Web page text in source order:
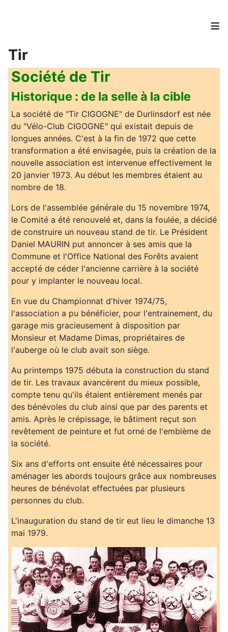
≡
Tir
Société de Tir
Historique : de la selle à la cible
La société de "Tir CIGOGNE" de Durlinsdorf est née
du "Vélo-Club CIGOGNE" qui existait depuis de
longues années. C'est à la fin de 1972 que cette
transformation a été envisagée, puis la création de la
nouvelle association est intervenue effectivement le
20 janvier 1973. Au début les membres étaient au
nombre de 18.
Lors de l'assemblée générale du 15 novembre 1974,
le Comité a été renouvelé et, dans la foulée, a décidé
de construire un nouveau stand de tir. Le Président
Daniel MAURIN put annoncer à ses amis que la
Commune et l'Office National des Forêts avaient
accepté de céder l'ancienne carrière à la société
pour y implanter le nouveau local.
En vue du Championnat d'hiver 1974/75,
l'association a pu bénéficier, pour l'entrainement, du
garage mis gracieusement à disposition par
Monsieur et Madame Dimas, propriétaires de
l'auberge où le club avait son siège.
Au printemps 1975 débuta la construction du stand
de tir. Les travaux avancèrent du mieux possible,
compte tenu qu'ils étaient entièrement menés par
des bénévoles du club ainsi que par des parents et
amis. Après le crépissage, le bâtiment reçut son
revêtement de peinture et fut orné de l'emblème de
la société.
Six ans d'efforts ont ensuite été nécessaires pour
aménager les abords toujours grâce aux nombreuses
heures de bénévolat effectuées par plusieurs
personnes du club.
L'inauguration du stand de tir eut lieu le dimanche 13
mai 1979.